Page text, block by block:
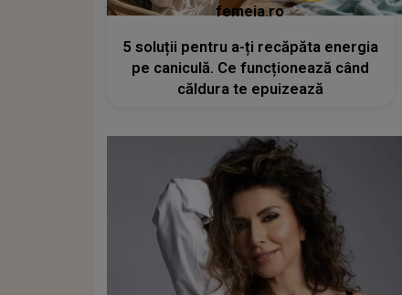
femeia.ro
5 soluții pentru a-ți recăpăta energia
pe caniculă. Ce funcționează când
căldura te epuizează